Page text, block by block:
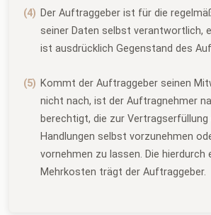
Der Auftraggeber ist für die
seiner Daten selbst verantwortlich,
ist ausdrücklich Gegenstand des
Kommt der Auftraggeber seinen
nicht nach, ist der Auftragnehmer
berechtigt, die zur
Handlungen selbst vorzunehmen
vornehmen zu lassen. Die hierdurch
Mehrkosten trägt der Auftraggeber.